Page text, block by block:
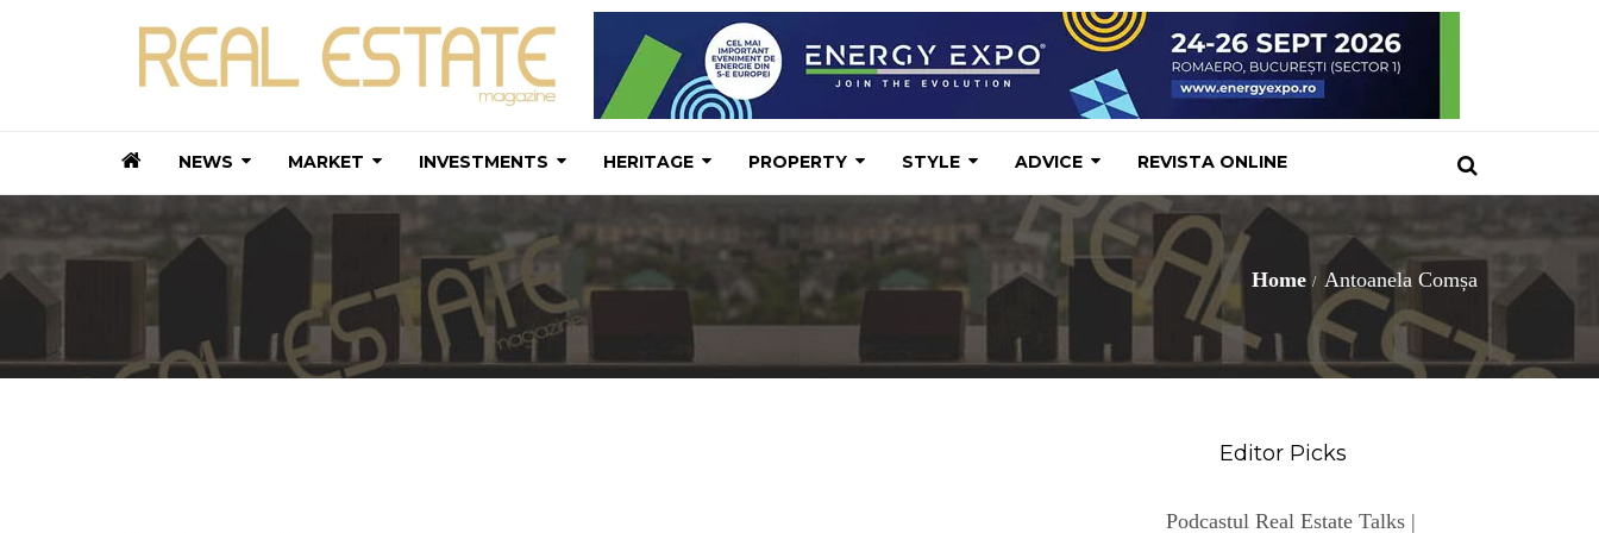
NEWS MARKET INVESTMENTS HERITAGE PROPERTY STYLE ADVICE REVISTA ONLINE
Home Antoanela Comșa
Editor Picks
Podcastul Real Estate Talks |